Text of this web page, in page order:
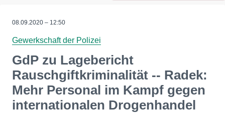
08.09.2020 – 12:50
Gewerkschaft der Polizei
GdP zu Lagebericht
Rauschgiftkriminalität -- Radek:
Mehr Personal im Kampf gegen
internationalen Drogenhandel